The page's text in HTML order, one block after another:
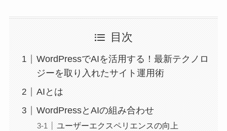
目次
WordPressでAIを活用する！最新テクノロ
ジーを取り入れたサイト運用術
AIとは
WordPressとAIの組み合わせ
ユーザーエクスペリエンスの向上